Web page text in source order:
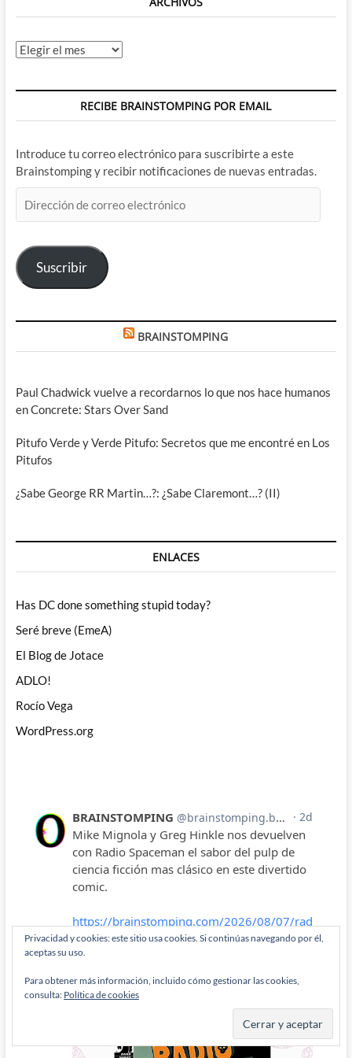
Archivos
RECIBE BRAINSTOMPING POR EMAIL
Introduce tu correo electrónico para suscribirte a este
Brainstomping y recibir notificaciones de nuevas entradas.
de
electrónico
Suscribir
BRAINSTOMPING
Paul Chadwick vuelve a recordarnos lo que nos hace humanos
en Concrete: Stars Over Sand
Pitufo Verde y Verde Pitufo: Secretos que me encontré en Los
Pitufos
¿Sabe George RR Martin…?: ¿Sabe Claremont…? (II)
ENLACES
Has DC done something stupid today?
Seré breve (EmeA)
El Blog de Jotace
ADLO!
Rocío Vega
WordPress.org
Privacidad y cookies: este sitio usa cookies. Si continúas navegando por él,
aceptas su uso.
Para obtener más información, incluido cómo gestionar las cookies,
consulta: Política de cookies